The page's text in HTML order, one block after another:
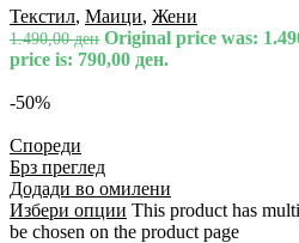
Текстил, Маици, Жени
1.490,00ден Original price was:
price is: 790,00 ден.
-50%
Спореди
Брз преглед
Додади во омилени
Избери опции This product has
be chosen on the product page